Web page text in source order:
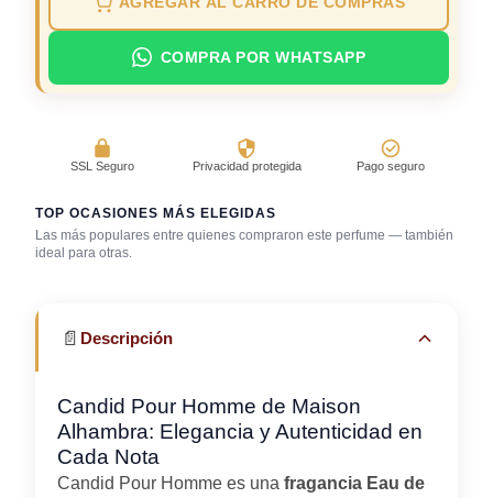
COMPRA POR WHATSAPP
SSL Seguro Privacidad protegida Pago seguro
TOP OCASIONES MÁS ELEGIDAS
Las más populares entre quienes compraron este perfume — también
ideal para otras.
Discoteca / rumba
Universidad /
📄 Descripción
Candid Pour Homme de Maison
Alhambra: Elegancia y Autenticidad en
Cada Nota
Candid Pour Homme es una fragancia Eau de